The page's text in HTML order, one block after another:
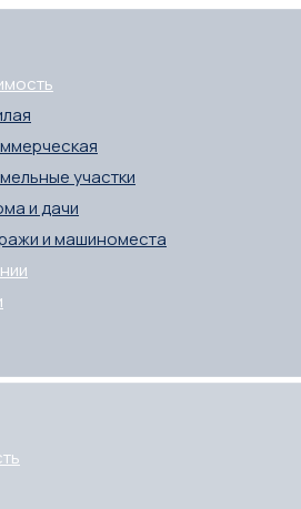
участки
и дачи
и машиноместа